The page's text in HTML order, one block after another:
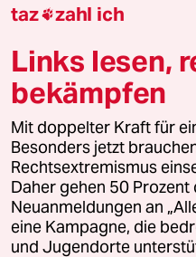
Downloads für
© 2026 taz Verlags und
Alle Rechte vorbehalten. Bei
wenden Sie sich bitte an
Feedback
Leitlinie Informant
taz zahl ich
Links lesen,
bekämpfen
Mit doppelter Kraft für
Besonders jetzt
Rechtsextremismus
Daher gehen 50 Prozent
Neuanmeldungen an
eine Kampagne, die
und Jugendorte